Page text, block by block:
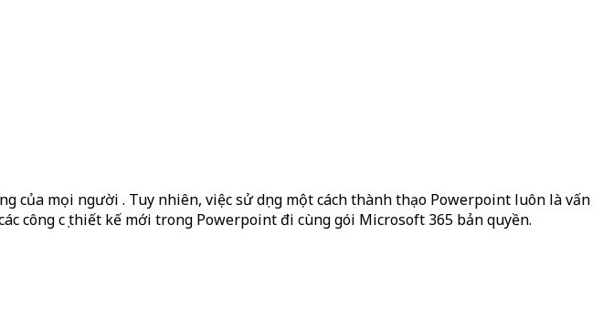
của mọi người . Tuy nhiên, việc sử dụng một cách thành thạo Powerpoint luôn là vấn
cụ thiết kế mới trong Powerpoint đi cùng gói Microsoft 365 bản quyền.